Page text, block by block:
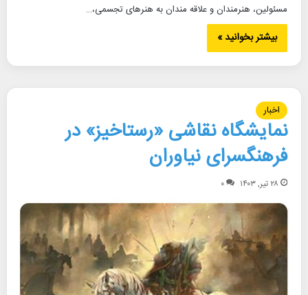
مسئولین، هنرمندان و علاقه مندان به هنرهای تجسمی،…
بیشتر بخوانید »
اخبار
نمایشگاه نقاشی «رستاخیز» در
فرهنگسرای نیاوران
۲۸ تیر, ۱۴۰۳ ۰